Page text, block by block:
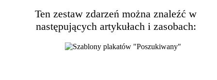
Ten zestaw zdarzeń można znaleźć w
następujących artykułach i zasobach: